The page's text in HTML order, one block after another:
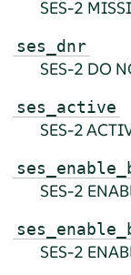
SES-2
ses_dnr
SES-2 DO
ses_active
SES-2
SES-2
SES-2